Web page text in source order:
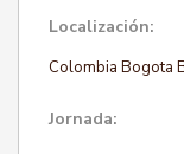
Localización:
Colombia Bogota
Jornada: